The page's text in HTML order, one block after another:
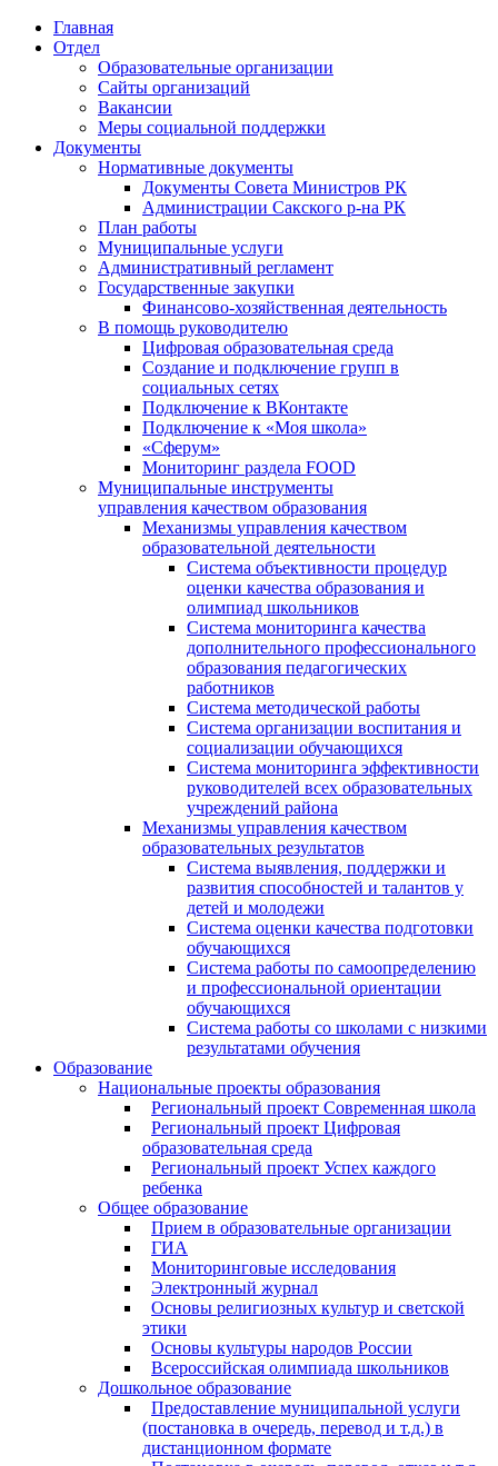
Главная
Отдел
Образовательные организации
Сайты организаций
Вакансии
Меры социальной поддержки
Документы
Нормативные документы
Документы Совета Министров РК
Администрации Сакского р-на РК
План работы
Муниципальные услуги
Административный регламент
Государственные закупки
Финансово-хозяйственная деятельность
В помощь руководителю
Цифровая образовательная среда
Создание и подключение групп в
социальных сетях
Подключение к ВКонтакте
Подключение к «Моя школа»
«Сферум»
Мониторинг раздела FOOD
Муниципальные инструменты
управления качеством образования
Механизмы управления качеством
образовательной деятельности
Система объективности процедур
оценки качества образования и
олимпиад школьников
Система мониторинга качества
дополнительного профессионального
образования педагогических
работников
Система методической работы
Система организации воспитания и
социализации обучающихся
Система мониторинга эффективности
руководителей всех образовательных
учреждений района
Механизмы управления качеством
образовательных результатов
Система выявления, поддержки и
развития способностей и талантов у
детей и молодежи
Система оценки качества подготовки
обучающихся
Система работы по самоопределению
и профессиональной ориентации
обучающихся
Система работы со школами с низкими
результатами обучения
Образование
Национальные проекты образования
Региональный проект Современная школа
Региональный проект Цифровая
образовательная среда
Региональный проект Успех каждого
ребенка
Общее образование
Прием в образовательные организации
ГИА
Мониторинговые исследования
Электронный журнал
Основы религиозных культур и светской
этики
Основы культуры народов России
Всероссийская олимпиада школьников
Дошкольное образование
Предоставление муниципальной услуги
(постановка в очередь, перевод и т.д.) в
дистанционном формате